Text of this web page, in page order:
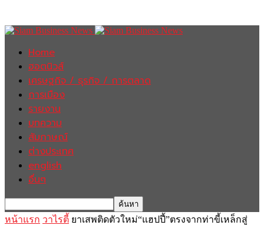
Home
ฮอตนิวส์
เศรษฐกิจ / ธุรกิจ / การตลาด
การเมือง
รายงาน
บทความ
สัมภาษณ์
ต่างประเทศ
english
อื่นๆ
หน้าแรก วาไรตี้ ยาเสพติดตัวใหม่“แฮปปี้”ตรงจากท่าขี้เหล็กสู่